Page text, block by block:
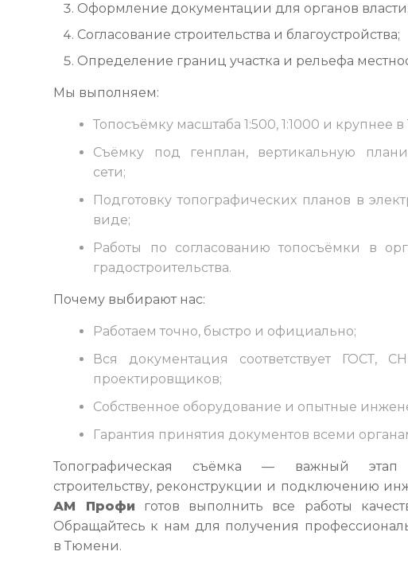
Оформление документации для органов власти;
Согласование строительства и благоустройства;
Определение границ участка и рельефа
Мы выполняем:
Топосъёмку масштаба 1:500, 1:1000 и крупнее
Съёмку под генплан, вертикальную
сети;
Подготовку топографических планов в
виде;
Работы по согласованию топосъёмки в
градостроительства.
Почему выбирают нас:
Работаем точно, быстро и официально;
Вся документация соответствует ГОСТ,
проектировщиков;
Собственное оборудование и опытные
Гарантия принятия документов всеми
Топографическая съёмка — важный этап
строительству, реконструкции и подключению
АМ Профи готов выполнить все работы
Обращайтесь к нам для получения
в Тюмени.